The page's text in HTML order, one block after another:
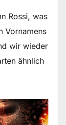
Rossi, was
Vornamens
wir wieder
ähnlich